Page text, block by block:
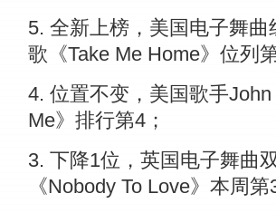
5. 全新上榜，美国电子舞
歌《Take Me Home》位列
4. 位置不变，美国歌手
Me》排行第4；
3. 下降1位，英国电子舞曲
《Nobody To Love》本周第